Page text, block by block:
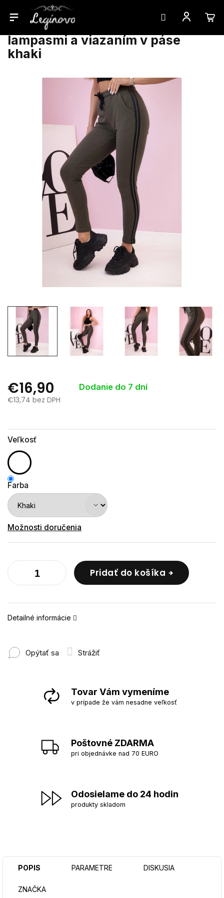
Prejsť
obsah
Dámske teplákové nohavice s
lampasmi a viazaním v páse
khaki
€16,90
Dodanie do 7 dní
€13,74 bez DPH
Veľkosť
Farba
Možnosti doručenia
Pridať do košíka
Detailné informácie
Opýtať sa Strážiť
Tovar Vám vymeníme
v prípade že vám nesadne veľkosť
Poštovné ZDARMA
pri objednávke nad 70 EURO
Odosielame do 24 hodin
produkty skladom
POPIS PARAMETRE DISKUSIA
ZNAČKA